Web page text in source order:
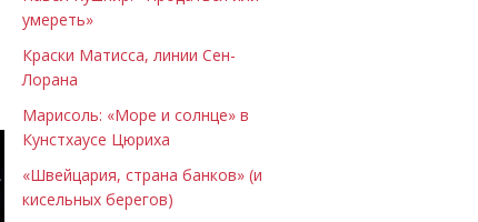
умереть»
Краски Матисса, линии Сен-
Лорана
Марисоль: «Море и солнце» в
Кунстхаусе Цюриха
«Швейцария, страна банков» (и
кисельных берегов)